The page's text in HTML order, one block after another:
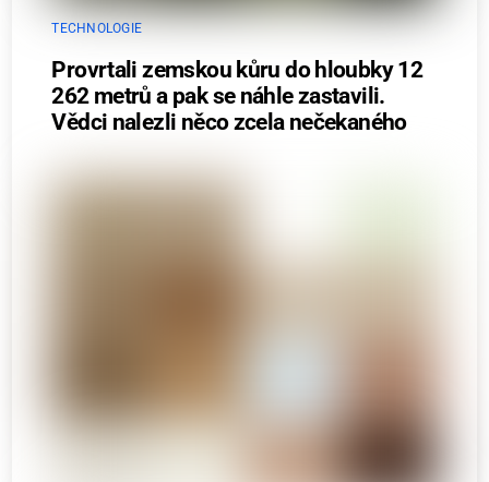
TECHNOLOGIE
Provrtali zemskou kůru do hloubky 12
262 metrů a pak se náhle zastavili.
Vědci nalezli něco zcela nečekaného